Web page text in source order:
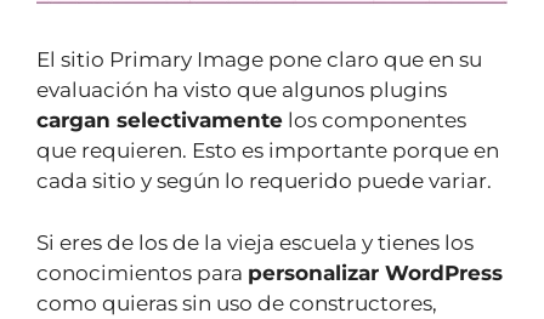
El sitio Primary Image pone claro que en su
evaluación ha visto que algunos plugins
cargan selectivamente los componentes
que requieren. Esto es importante porque en
cada sitio y según lo requerido puede variar.
Si eres de los de la vieja escuela y tienes los
conocimientos para personalizar WordPress
como quieras sin uso de constructores,